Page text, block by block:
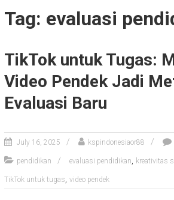
Tag: evaluasi
TikTok untuk Tugas:
Video Pendek Jadi
Evaluasi Baru
July 16, 2025 kspindonesiaor88
pendidikan evaluasi pendidikan, kreativitas
TikTok untuk tugas, video pendek